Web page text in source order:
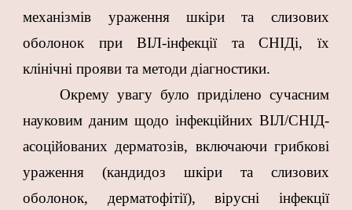
механізмів ураження шкіри та слизових
оболонок при ВІЛ-інфекції та СНІДі, їх
клінічні прояви та методи діагностики.
Окрему увагу було приділено сучасним
науковим даним щодо інфекційних ВІЛ/СНІД-
асоційованих дерматозів, включаючи грибкові
ураження (кандидоз шкіри та слизових
оболонок, дерматофітії), вірусні інфекції